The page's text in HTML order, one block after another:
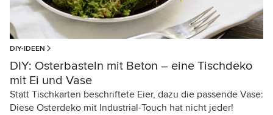
DIY-IDEEN
DIY: Osterbasteln mit Beton – eine Tischdeko
mit Ei und Vase
Statt Tischkarten beschriftete Eier, dazu die passende Vase:
Diese Osterdeko mit Industrial-Touch hat nicht jeder!